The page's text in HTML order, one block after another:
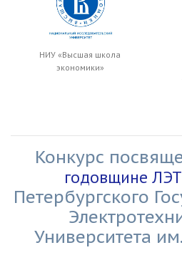
НИУ «Высшая школа
экономики»
Конкурс
годовщине
Петербургского
Университета